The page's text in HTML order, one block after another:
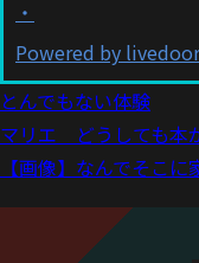
Powered by
とんでもない体験
マリエ どうしても本
【画像】なんでそこ